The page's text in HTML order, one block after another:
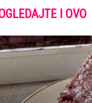
I OVO